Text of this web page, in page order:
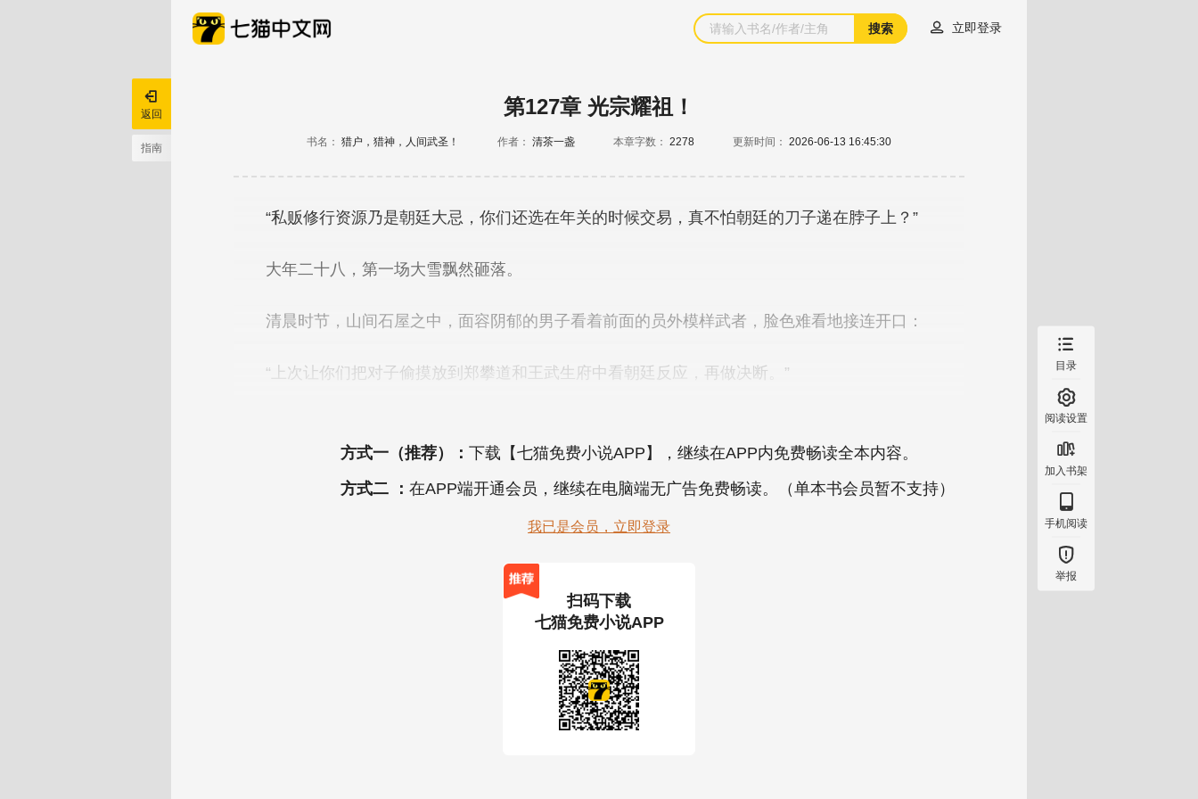
搜索  立即登录

返回
指南
第127章 光宗耀祖！
书名： 猎户，猎神，人间武圣！ 作者： 清茶一盏 本章字数： 2278 更新时间： 2026-06-13 16:45:30
方式一（推荐）： 下载【七猫免费小说APP】，继续在APP内免费畅读全本内容。
方式二 ： 在APP端开通会员，继续在电脑端无广告免费畅读。（单本书会员暂不支持）
我已是会员，立即登录
扫码下载
七猫免费小说APP

目录

阅读设置

加入书架

手机阅读

举报